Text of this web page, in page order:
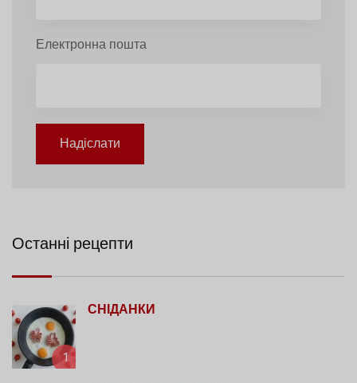
Електронна пошта
Надіслати
Останні рецепти
1
СНІДАНКИ